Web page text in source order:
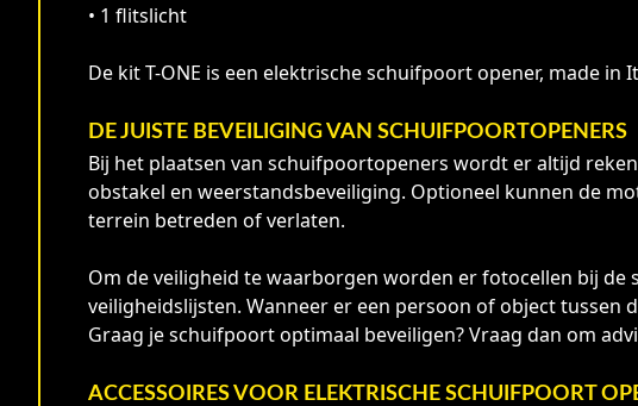
• 1 flitslicht
De kit T-ONE is een elektrische schuifpoort opener, made in
DE JUISTE BEVEILIGING VAN SCHUIFPOORTOPENERS
Bij het plaatsen van schuifpoortopeners wordt er altijd
obstakel en weerstandsbeveiliging. Optioneel kunnen de
terrein betreden of verlaten.
Om de veiligheid te waarborgen worden er fotocellen bij
veiligheidslijsten. Wanneer er een persoon of object
Graag je schuifpoort optimaal beveiligen? Vraag dan om
ACCESSOIRES VOOR ELEKTRISCHE SCHUIFPOORT